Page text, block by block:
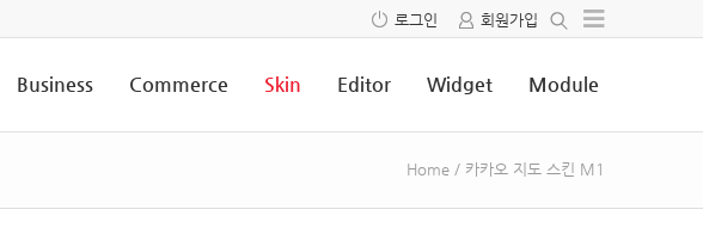
로그인 회원가입
Business Commerce Skin Editor Widget Module
Home / 카카오 지도 스킨 M1